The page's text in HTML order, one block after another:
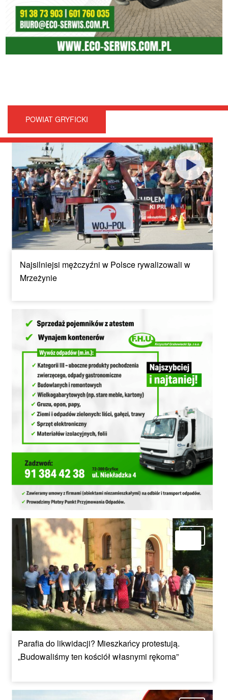
POWIAT GRYFICKI
Najsilniejsi mężczyźni w Polsce rywalizowali w
Mrzeżynie
Parafia do likwidacji? Mieszkańcy protestują.
„Budowaliśmy ten kościół własnymi rękoma”